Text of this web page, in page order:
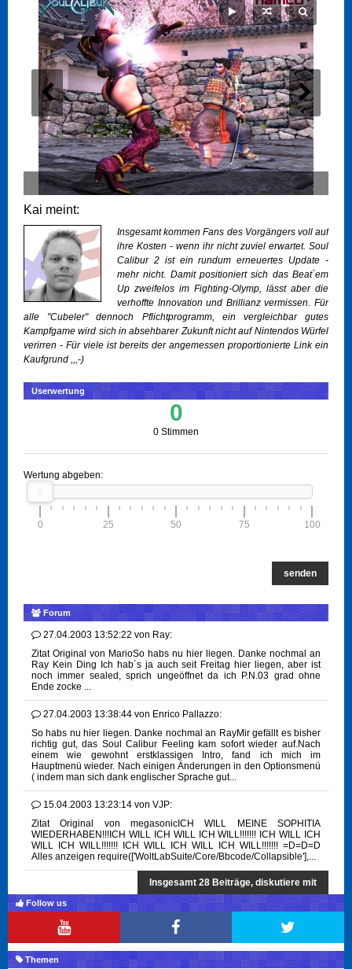
Kai meint:
Insgesamt kommen Fans des Vorgängers voll auf
ihre Kosten - wenn ihr nicht zuviel erwartet. Soul
Calibur 2 ist ein rundum erneuertes Update -
mehr nicht. Damit positioniert sich das Beat´em
Up zweifelos im Fighting-Olymp, lässt aber die
verhoffte Innovation und Brillianz vermissen. Für
alle "Cubeler" dennoch Pflichtprogramm, ein vergleichbar gutes
Kampfgame wird sich in absehbarer Zukunft nicht auf Nintendos Würfel
verirren - Für viele ist bereits der angemessen proportionierte Link ein
Kaufgrund ,,,-)
Userwertung
0
0 Stimmen
Wertung abgeben:
0 25 50 75 100
senden
Forum
27.04.2003 13:52:22 von Ray:
Zitat Original von MarioSo habs nu hier liegen. Danke nochmal an
Ray Kein Ding Ich hab´s ja auch seit Freitag hier liegen, aber ist
noch immer sealed, sprich ungeöffnet da ich P.N.03 grad ohne
Ende zocke ...
27.04.2003 13:38:44 von Enrico Pallazzo:
So habs nu hier liegen. Danke nochmal an RayMir gefällt es bisher
richtig gut, das Soul Calibur Feeling kam sofort wieder auf.Nach
einem wie gewohnt erstklassigen Intro, fand ich mich im
Hauptmenü wieder. Nach einigen Änderungen in den Optionsmenü
( indem man sich dank englischer Sprache gut...
15.04.2003 13:23:14 von VJP:
Zitat Original von megasonicICH WILL MEINE SOPHITIA
WIEDERHABEN!!!ICH WILL ICH WILL ICH WILL!!!!!!! ICH WILL ICH
WILL ICH WILL!!!!!!! ICH WILL ICH WILL ICH WILL!!!!!!! =D=D=D
Alles anzeigen require(['WoltLabSuite/Core/Bbcode/Collapsible'],...
Insgesamt 28 Beiträge, diskutiere mit
Follow us
Themen